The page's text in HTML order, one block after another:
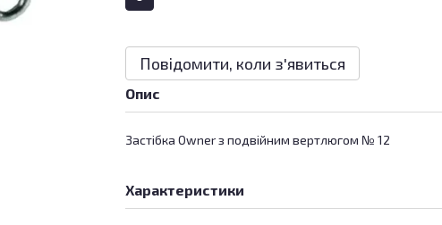
Повідомити, коли з'явиться
Опис
Застібка Owner з подвійним вертлюгом № 12
Характеристики